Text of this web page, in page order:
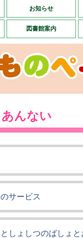
お知らせ
図書館案内
んない
サービス
しょしつのばしょと